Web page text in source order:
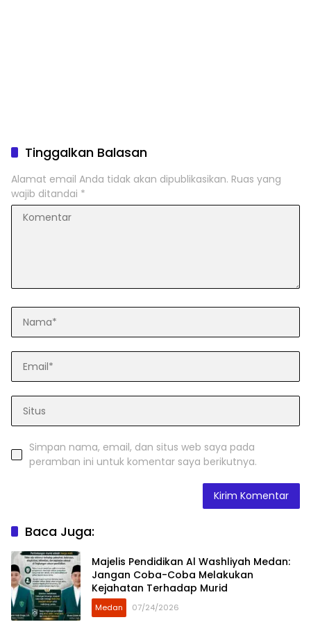
Tinggalkan Balasan
Alamat email Anda tidak akan dipublikasikan. Ruas yang
wajib ditandai *
Simpan nama, email, dan situs web saya pada
peramban ini untuk komentar saya berikutnya.
Baca Juga:
Majelis Pendidikan Al Washliyah Medan:
Jangan Coba-Coba Melakukan
Kejahatan Terhadap Murid
Medan 07/24/2026